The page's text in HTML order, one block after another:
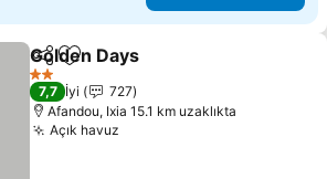
PaylaşFavorilerime ekle
Golden Days
2 Yıldız
7,7 İyi
727
Afandou, Ixia 15.1 km uzaklıkta
Açık havuz